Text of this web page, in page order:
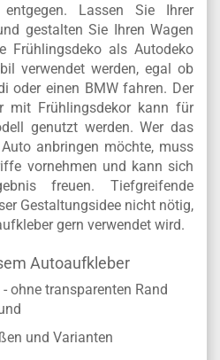
Lassen Sie Ihrer
gestalten Sie Ihren Wagen
Frühlingsdeko als Autodeko
verwendet werden, egal ob
oder einen BMW fahren. Der
mit Frühlingsdekor kann für
genutzt werden. Wer das
anbringen möchte, muss
vornehmen und kann sich
freuen. Tiefgreifende
Gestaltungsidee nicht nötig,
gern verwendet wird.
Autoaufkleber
ohne transparenten Rand
und Varianten